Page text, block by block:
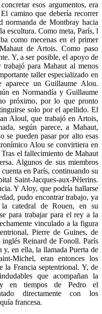
esos argumentos, era
camino que debería recorrer
normanda de Montbray hacia
escultura. Como meta, París, l
como mecenas en el primer
de Artois. Como paso
Y, a ser posible, el apoyo de
para Mahaut al menos
taller especializado en
aparece un Guillaume Alou.
en Normandía y Guillaume
próximo, por lo que pronto
solo por el apellido. El
Aloul, que trabajó en Artois,
según parece, a Mahaut,
se pueden pasar por alto esas
Alou se convirtiera en
el fallecimiento de Mahaut
Algunos de sus miembros
en París, continuando su
Saint-Jacques-aux-Pèlerins.
Y Aloy, que podría hallarse
pudo encontrar trabajo, ya
catedral de Rouen, en su
para trabajar para el rey a la
vinculado a la figura
Pierre de Guines, de
Reinard de Fonoll. París
en ella, la llamada Puerta de
Michel, eran entonces los
la Francia septentrional. Y, de
que acompañan la
en tiempos de Pedro el
directamente con los
francesa.